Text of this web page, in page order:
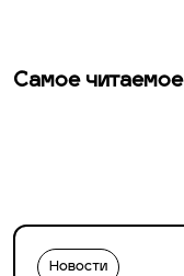
Самое читаемое
Новости